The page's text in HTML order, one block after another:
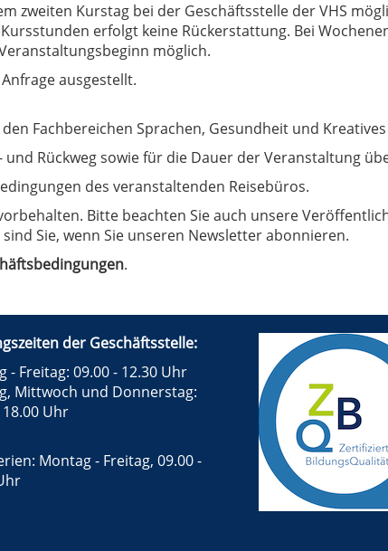
zweiten Kurstag bei der Geschäftsstelle der VHS
erfolgt keine Rückerstattung. Bei
möglich.
ausgestellt.
Fachbereichen Sprachen, Gesundheit und
und Rückweg sowie für die Dauer der Veranstaltung
des veranstaltenden Reisebüros.
Bitte beachten Sie auch unsere
Sie, wenn Sie unseren Newsletter abonnieren.
.
der Geschäftsstelle:
- Freitag: 09.00 - 12.30 Uhr
Mittwoch und Donnerstag:
18.00 Uhr
Montag - Freitag, 09.00 -